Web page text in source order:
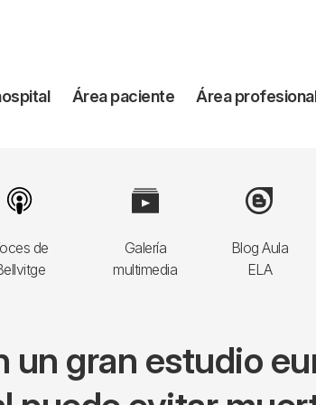
Área paciente Área
de
Image
Galería
multimedia
Image
Blog Aula
ELA
Image
gran estudio